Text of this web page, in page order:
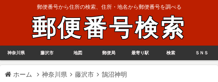
郵便番号から住所の検索、住所・地名から郵便番号を調べる
郵便番号検索
神奈川県 藤沢市 地図 郵便局 最寄り駅 検索 ＳＮＳ
ホーム 神奈川県 藤沢市 鵠沼神明